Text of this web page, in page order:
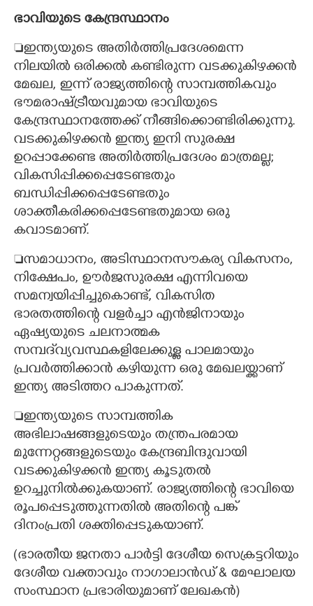
ഭാവിയുടെ കേന്ദ്രസ്ഥാനം
ഇന്ത്യയുടെ അതിർത്തിപ്രദേശമെന്ന
നിലയിൽ ഒരിക്കൽ കണ്ടിരുന്ന വടക്കുകിഴക്കൻ
മേഖല, ഇന്ന് രാജ്യത്തിന്റെ സാമ്പത്തികവും
ഭൗമരാഷ്ട്രീയവുമായ ഭാവിയുടെ
കേന്ദ്രസ്ഥാനത്തേക്ക് നീങ്ങിക്കൊണ്ടിരിക്കുന്നു.
വടക്കുകിഴക്കൻ ഇന്ത്യ ഇനി സുരക്ഷ
ഉറപ്പാക്കേണ്ട അതിർത്തിപ്രദേശം മാത്രമല്ല;
വികസിപ്പിക്കപ്പെടേണ്ടതും
ബന്ധിപ്പിക്കപ്പെടേണ്ടതും
ശാക്തീകരിക്കപ്പെടേണ്ടതുമായ ഒരു
കവാടമാണ്.
സമാധാനം, അടിസ്ഥാനസൗകര്യ വികസനം,
നിക്ഷേപം, ഊർജസുരക്ഷ എന്നിവയെ
സമന്വയിപ്പിച്ചുകൊണ്ട്, വികസിത
ഭാരതത്തിന്റെ വളർച്ചാ എൻജിനായും
ഏഷ്യയുടെ ചലനാത്മക
സമ്പദ്‌വ്യവസ്ഥകളിലേക്കുള്ള പാലമായും
പ്രവർത്തിക്കാൻ കഴിയുന്ന ഒരു മേഖലയ്ക്കാണ്
ഇന്ത്യ അടിത്തറ പാകുന്നത്.
ഇന്ത്യയുടെ സാമ്പത്തിക
അഭിലാഷങ്ങളുടെയും തന്ത്രപരമായ
മുന്നേറ്റങ്ങളുടെയും കേന്ദ്രബിന്ദുവായി
വടക്കുകിഴക്കൻ ഇന്ത്യ കൂടുതൽ
ഉറച്ചുനിൽക്കുകയാണ്. രാജ്യത്തിന്റെ ഭാവിയെ
രൂപപ്പെടുത്തുന്നതിൽ അതിന്റെ പങ്ക്
ദിനംപ്രതി ശക്തിപ്പെടുകയാണ്.
(ഭാരതീയ ജനതാ പാർട്ടി ദേശീയ സെക്രട്ടറിയും
ദേശീയ വക്താവും നാഗാലാൻഡ് & മേഘാലയ
സംസ്ഥാന പ്രഭാരിയുമാണ് ലേഖകൻ)
Share this link
Copy Link